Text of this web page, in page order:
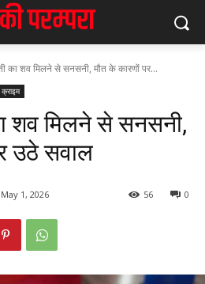
का शव मिलने से सनसनी, मौत के कारणों पर...
क्राइम
शव मिलने से सनसनी,
उठे सवाल
May 1, 2026 0
56